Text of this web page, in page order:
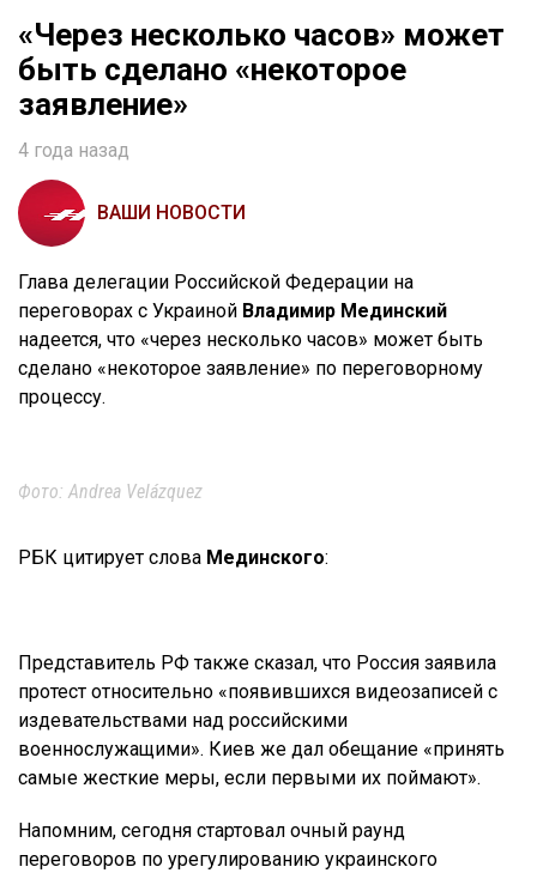
«Через несколько часов» может
быть сделано «некоторое
заявление»
4 года назад
ВАШИ НОВОСТИ
Глава делегации Российской Федерации на
переговорах с Украиной Владимир Мединский
надеется, что «через несколько часов» может быть
сделано «некоторое заявление» по переговорному
процессу.
Фото: Andrea Velázquez
РБК цитирует слова Мединского:
Представитель РФ также сказал, что Россия заявила
протест относительно «появившихся видеозаписей с
издевательствами над российскими
военнослужащими». Киев же дал обещание «принять
самые жесткие меры, если первыми их поймают».
Напомним, сегодня стартовал очный раунд
переговоров по урегулированию украинского